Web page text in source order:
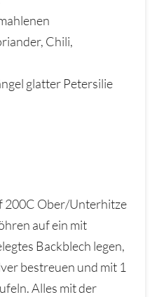
Chili,
glatter Petersilie
200C Ober/Unterhitze
auf ein mit
Backblech legen,
bestreuen und mit 1
Alles mit der